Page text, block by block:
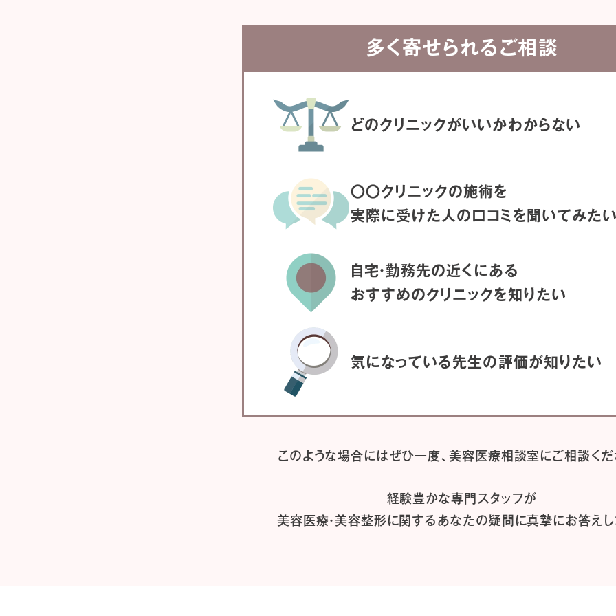
多く寄せられるご相談
どのクリニックがいいかわからない
〇〇クリニックの施術を
実際に受けた人の 口コミを聞いてみた
自宅・勤務先の近くにある
おすすめのクリニックを知りたい
気になっている先生の評価が知りたい
このような場合にはぜひ一度、美容医療相談室にご相談くだ
経験豊かな専門スタッフが
美容医療・美容整形に関するあなたの疑問に真摯にお答えし